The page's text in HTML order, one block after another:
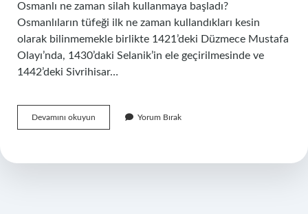
Osmanlı ne zaman silah kullanmaya başladı?
Osmanlıların tüfeği ilk ne zaman kullandıkları kesin
olarak bilinmemekle birlikte 1421’deki Düzmece Mustafa
Olayı’nda, 1430’daki Selanik’in ele geçirilmesinde ve
1442’deki Sivrihisar…
Devamını okuyun
Barutu
Kullanıldı
Yorum Bırak